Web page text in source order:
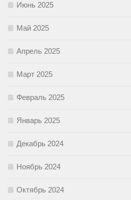
Июнь 2025
Май 2025
Апрель 2025
Март 2025
Февраль 2025
Январь 2025
Декабрь 2024
Ноябрь 2024
Октябрь 2024